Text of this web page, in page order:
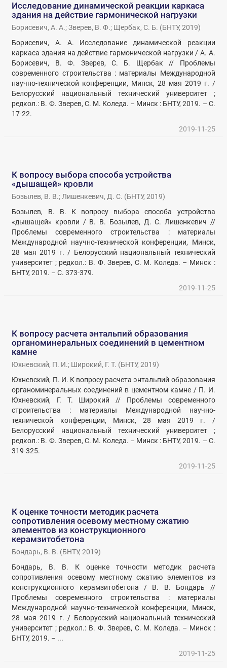
Исследование динамической реакции каркаса
здания на действие гармонической нагрузки
Борисевич, А. А.;Зверев, В. Ф.; Щербак, С. Б. (БНТУ,2019)
Борисевич, А. А. Исследование динамической реакции
каркаса здания на действие гармонической нагрузки / А. А.
Борисевич, В. Ф. Зверев, С. Б. Щербак // Проблемы
современного строительства : материалы Международной
научно-технической конференции, Минск, 28 мая 2019 г. /
Белорусский национальный технический университет ;
редкол.: В. Ф. Зверев, С. М. Коледа. – Минск : БНТУ, 2019. – С.
17-22.
2019-11-25
К вопросу выбора способа устройства
«дышащей» кровли
Бозылев, В. В.; Лишенкевич, Д. С. (БНТУ,2019)
Бозылев, В. В. К вопросу выбора способа устройства
«дышащей» кровли / В. В. Бозылев, Д. С. Лишенкевич //
Проблемы современного строительства : материалы
Международной научно-технической конференции, Минск,
28 мая 2019 г. / Белорусский национальный технический
университет ; редкол.: В. Ф. Зверев, С. М. Коледа. – Минск :
БНТУ, 2019. – С. 373-379.
2019-11-25
К вопросу расчета энтальпий образования
органоминеральных соединений в цементном
камне
Юхневский, П. И.; Широкий, Г. Т. (БНТУ,2019)
Юхневский, П. И. К вопросу расчета энтальпий образования
органоминеральных соединений в цементном камне / П. И.
Юхневский, Г. Т. Широкий // Проблемы современного
строительства : материалы Международной научно-
технической конференции, Минск, 28 мая 2019 г. /
Белорусский национальный технический университет ;
редкол.: В. Ф. Зверев, С. М. Коледа. – Минск : БНТУ, 2019. – С.
319-325.
2019-11-25
К оценке точности методик расчета
сопротивления осевому местному сжатию
элементов из конструкционного
керамзитобетона
Бондарь, В. В. (БНТУ,2019)
Бондарь, В. В. К оценке точности методик расчета
сопротивления осевому местному сжатию элементов из
конструкционного керамзитобетона / В. В. Бондарь //
Проблемы современного строительства : материалы
Международной научно-технической конференции, Минск,
28 мая 2019 г. / Белорусский национальный технический
университет ; редкол.: В. Ф. Зверев, С. М. Коледа. – Минск :
БНТУ, 2019. – ...
2019-11-25